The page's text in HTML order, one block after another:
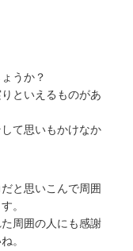
うか？
といえるものがあ
て思いもかけなか
と思いこんで周囲
。
周囲の人にも感謝
。